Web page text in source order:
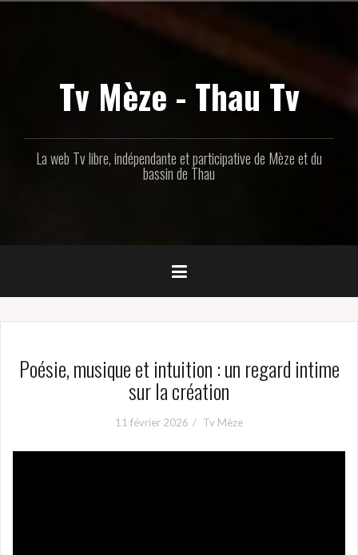
Tv Mèze - Thau Tv
La web Tv libre, indépendante et participative de Mèze et du
bassin de Thau
Poésie, musique et intuition : un regard intime
sur la création
11 février 2026 Tv Mèze